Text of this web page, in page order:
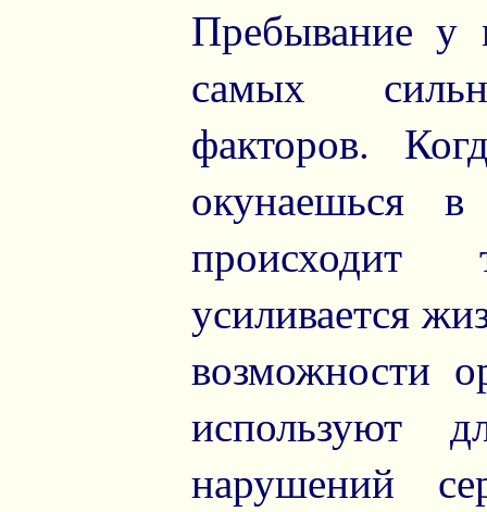
Пребывание
самых
факторов.
окунаешься
происходит
усиливается
возможности
используют
нарушений